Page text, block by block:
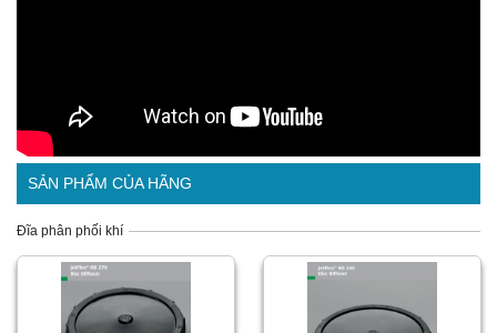
SẢN PHẨM CỦA HÃNG
Đĩa phân phối khí